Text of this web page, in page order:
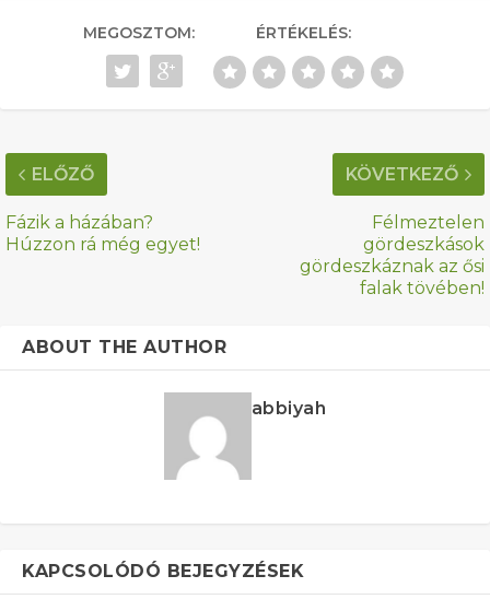
MEGOSZTOM: ÉRTÉKELÉS:
ELŐZŐ
Fázik a házában?
Húzzon rá még egyet!
KÖVETKEZŐ
Félmeztelen
gördeszkások
gördeszkáznak az ősi
falak tövében!
ABOUT THE AUTHOR
abbiyah
KAPCSOLÓDÓ BEJEGYZÉSEK